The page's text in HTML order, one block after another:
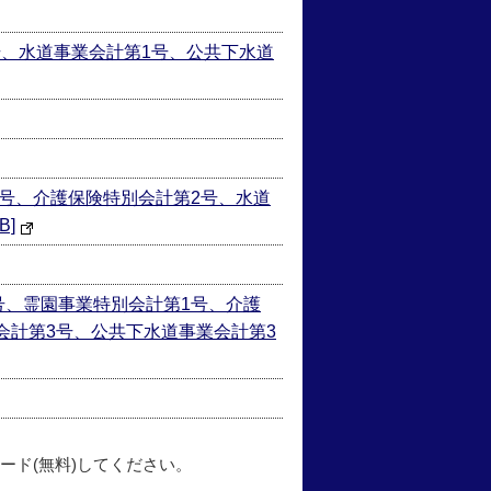
水道事業会計第1号、公共下水道
、介護保険特別会計第2号、水道
霊園事業特別会計第1号、介護
計第3号、公共下水道事業会計第3
ド(無料)してください。